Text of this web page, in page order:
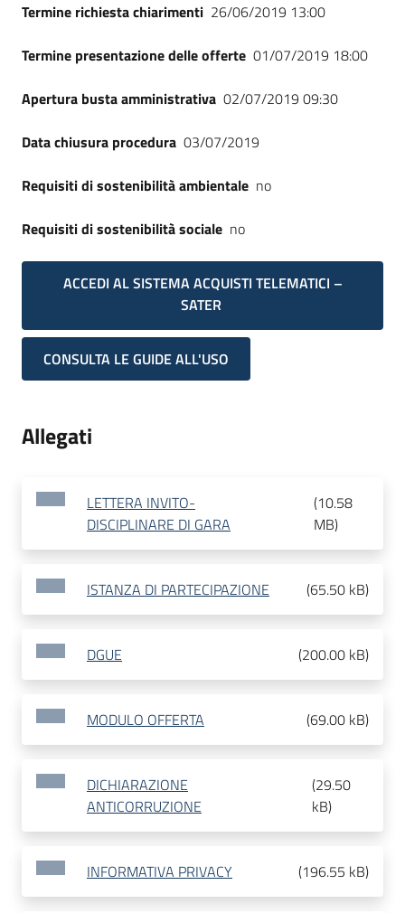
Termine richiesta chiarimenti 26/06/2019 13:00
Termine presentazione delle offerte 01/07/2019 18:00
Apertura busta amministrativa 02/07/2019 09:30
Data chiusura procedura 03/07/2019
Requisiti di sostenibilità ambientale no
Requisiti di sostenibilità sociale no
ACCEDI AL SISTEMA ACQUISTI TELEMATICI –
SATER
CONSULTA LE GUIDE ALL'USO
Allegati
LETTERA INVITO-
DISCIPLINARE DI GARA
(10.58
MB)
ISTANZA DI PARTECIPAZIONE (65.50 kB)
DGUE (200.00 kB)
MODULO OFFERTA (69.00 kB)
DICHIARAZIONE
ANTICORRUZIONE
(29.50
kB)
INFORMATIVA PRIVACY (196.55 kB)